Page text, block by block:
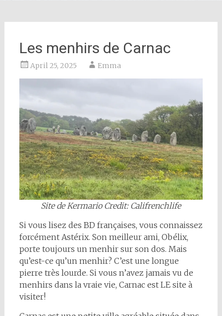
Les menhirs de Carnac
April 25, 2025 Emma
Site de Kermario Credit: Califrenchlife
Si vous lisez des BD françaises, vous connaissez
forcément Astérix. Son meilleur ami, Obélix,
porte toujours un menhir sur son dos. Mais
qu’est-ce qu’un menhir? C’est une longue
pierre très lourde. Si vous n’avez jamais vu de
menhirs dans la vraie vie, Carnac est LE site à
visiter!